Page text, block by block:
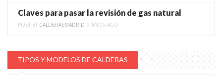
Claves para pasar la revisión de gas natural
POST BY CALDERASMADRID 9 AÑOS AGO
TIPOS Y MODELOS DE CALDERAS